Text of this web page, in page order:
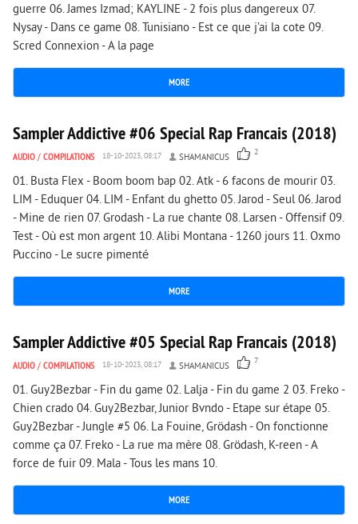
guerre 06. James Izmad; KAYLINE - 2 fois plus dangereux 07.
Nysay - Dans ce game 08. Tunisiano - Est ce que j’ai la cote 09.
Scred Connexion - A la page
MORE
2 436 0
Sampler Addictive #06 Special Rap Francais (2018)
AUDIO / COMPILATIONS 18-10-2023, 08:17 SHAMANICUS 2
01. Busta Flex - Boom boom bap 02. Atk - 6 facons de mourir 03.
LIM - Eduquer 04. LIM - Enfant du ghetto 05. Jarod - Seul 06. Jarod
- Mine de rien 07. Grodash - La rue chante 08. Larsen - Offensif 09.
Test - Où est mon argent 10. Alibi Montana - 1260 jours 11. Oxmo
Puccino - Le sucre pimenté
MORE
2 621 0
Sampler Addictive #05 Special Rap Francais (2018)
AUDIO / COMPILATIONS 18-10-2023, 08:17 SHAMANICUS 7
01. Guy2Bezbar - Fin du game 02. Lalja - Fin du game 2 03. Freko -
Chien crado 04. Guy2Bezbar, Junior Bvndo - Etape sur étape 05.
Guy2Bezbar - Jungle #5 06. La Fouine, Grödash - On fonctionne
comme ça 07. Freko - La rue ma mère 08. Grödash, K-reen - A
force de fuir 09. Mala - Tous les mans 10.
MORE
3 156 0